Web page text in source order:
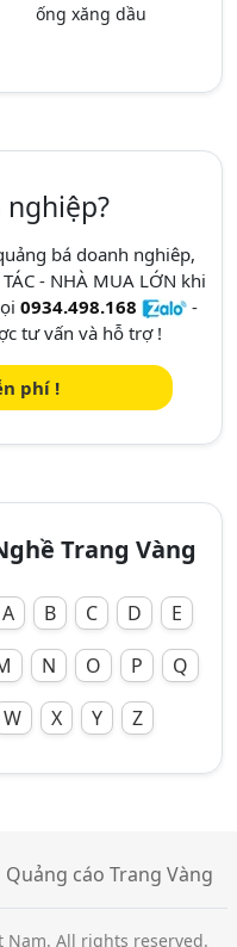
ống xăng dầu
bá doanh nghiêp,
- NHÀ MUA LỚN khi
0934.498.168
-
tư vấn và hỗ trợ !
phí !
Trang Vàng
A B C D
E
N O P
Q
W X Y Z
Quảng cáo Trang Vàng
Nam. All rights reserved.